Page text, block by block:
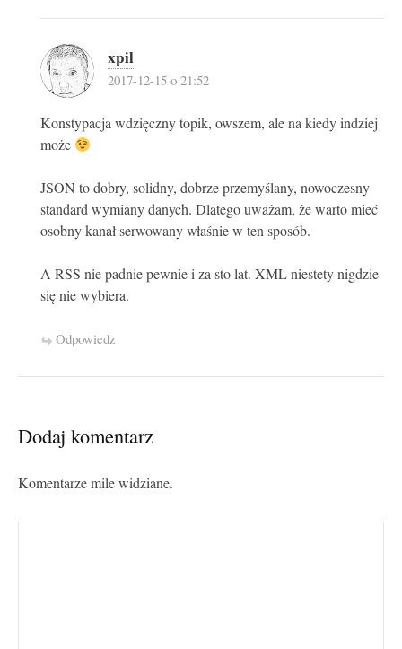
xpil
2017-12-15 o 21:52
Konstypacja wdzięczny topik, owszem, ale na kiedy indziej
może
JSON to dobry, solidny, dobrze przemyślany, nowoczesny
standard wymiany danych. Dlatego uważam, że warto mieć
osobny kanał serwowany właśnie w ten sposób.
A RSS nie padnie pewnie i za sto lat. XML niestety nigdzie
się nie wybiera.
Odpowiedz
Dodaj komentarz
Komentarze mile widziane.